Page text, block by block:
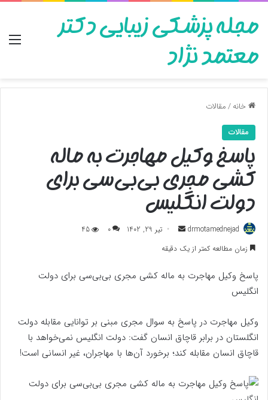
مجله پزشکی زیبایی دکتر
معتمد نژاد
خانه/مقالات
مقالات
پاسخ وکیل مهاجرت به ماله
کشی مجری بی‌بی‌سی برای
دولت انگلیس
drmotamednejad
ارسال تیر 29, 1402 0
45
زمان مطالعه کمتر از یک دقیقه
پاسخ وکیل مهاجرت به ماله کشی مجری بی‌بی‌سی برای دولت
انگلیس
وکیل مهاجرت در پاسخ به سوال مجری مبنی بر توانایی مقابله دولت
انگلستان در برابر قاچاق انسان گفت: دولت انگلیس نمی‌خواهد با
قاچاق انسان مقابله کند؛ برخورد آن‌ها با مهاجران، غیر انسانی است!